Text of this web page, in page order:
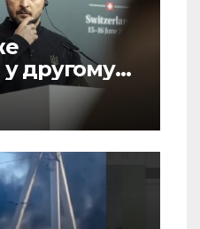
у другому
рейтинг